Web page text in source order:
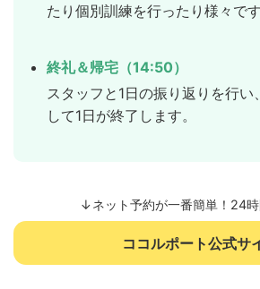
たり個別訓練を行ったり様々です
終礼＆帰宅（14:50）
スタッフと1日の振り返りを行い
して1日が終了します。
↓ネット予約が一番簡単！24
ココルポート公式サ